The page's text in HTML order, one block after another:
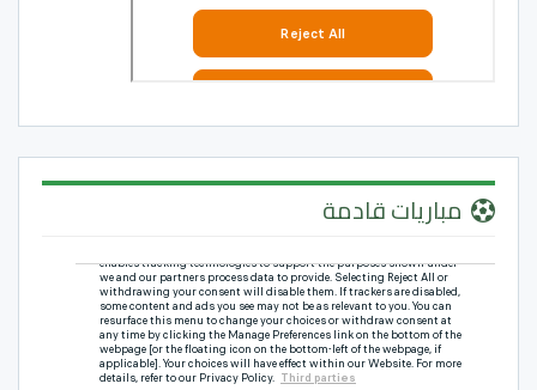
مباريات قادمة